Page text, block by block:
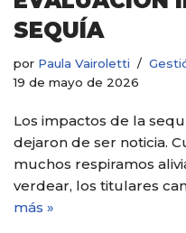
SEQUÍA
por Paula Vairoletti
19 de mayo de 2026
Los impactos de la
dejaron de ser noticia.
muchos respiramos
verdear, los titulares
más »